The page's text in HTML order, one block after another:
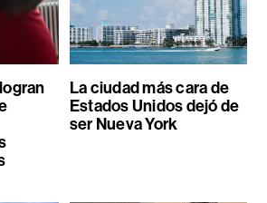
La ciudad más cara de
Estados Unidos dejó de
ser Nueva York